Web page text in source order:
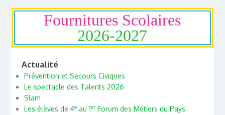
Fournitures Scolaires
2026-2027
Actualité
Prévention et Secours Civiques
Le spectacle des Talents 2026
Slam
Les élèves de 4eau 1erForum des Métiers du Pays